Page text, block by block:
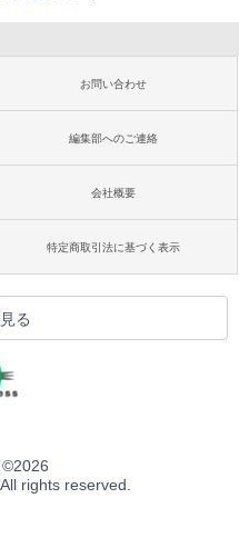
お問い合わせ
編集部へのご連絡
会社概要
特定商取引法に基づく表示
る
©2026
rights reserved.